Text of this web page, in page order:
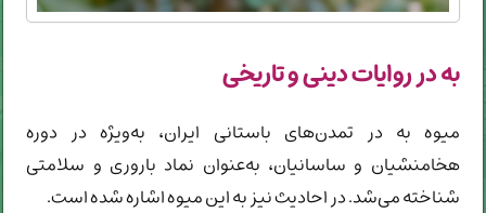
به در روایات دینی و تاریخی
میوه به در تمدن‌های باستانی ایران، به‌ویژه در دوره
هخامنشیان و ساسانیان، به‌عنوان نماد باروری و سلامتی
شناخته می‌شد. در احادیث نیز به این میوه اشاره شده است.